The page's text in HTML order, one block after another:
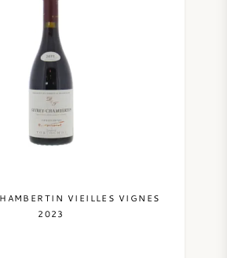
VIEILLES VIGNES
2023